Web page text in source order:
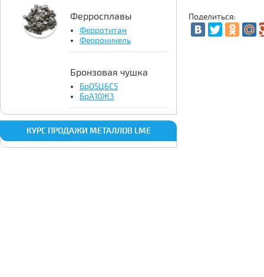
Ферросплавы
Ферротитан
Ферроникель
Бронзовая чушка
БрО5Ц6С5
БрА10Ж3
КУРС ПРОДАЖИ МЕТАЛЛОВ LME
Поделиться: